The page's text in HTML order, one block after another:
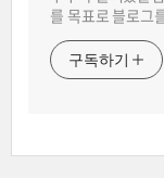
를 목표로 블로그
구독하기